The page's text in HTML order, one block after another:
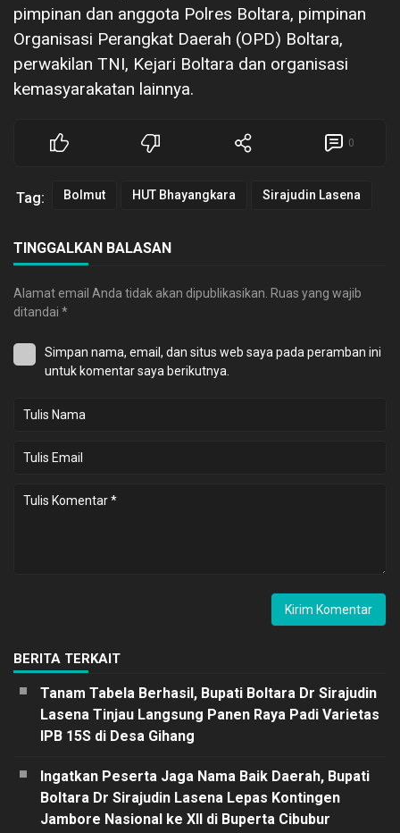
pimpinan dan anggota Polres Boltara, pimpinan
Organisasi Perangkat Daerah (OPD) Boltara,
perwakilan TNI, Kejari Boltara dan organisasi
kemasyarakatan lainnya.
0
Tag: Bolmut HUT Bhayangkara Sirajudin Lasena
TINGGALKAN BALASAN
Alamat email Anda tidak akan dipublikasikan. Ruas yang wajib
ditandai *
Simpan nama, email, dan situs web saya pada peramban ini
untuk komentar saya berikutnya.
BERITA TERKAIT
Tanam Tabela Berhasil, Bupati Boltara Dr Sirajudin
Lasena Tinjau Langsung Panen Raya Padi Varietas
IPB 15S di Desa Gihang
Ingatkan Peserta Jaga Nama Baik Daerah, Bupati
Boltara Dr Sirajudin Lasena Lepas Kontingen
Jambore Nasional ke XII di Buperta Cibubur